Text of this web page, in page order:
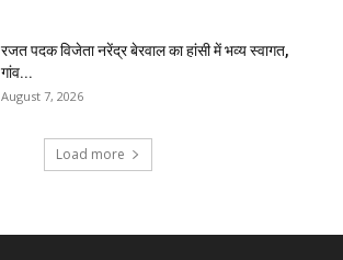
रजत पदक विजेता नरेंद्र बेरवाल का हांसी में भव्य स्वागत,
गांव...
August 7, 2026
Load more